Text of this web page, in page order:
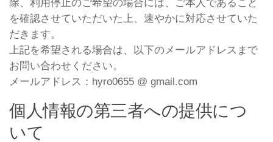
除、利用停止のご希望の場合には、ご本人であること
を確認させていただいた上、速やかに対応させていた
だきます。
上記を希望される場合は、以下のメールアドレスまで
お問い合わせください。
メールアドレス：hyro0655 @ gmail.com
個人情報の第三者への提供につ
いて